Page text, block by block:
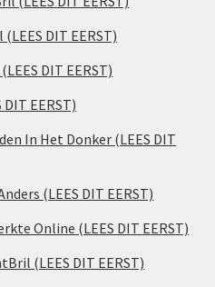
DIT EERST)
DIT EERST)
EERST)
In Het Donker (LEES DIT
(LEES DIT EERST)
Online (LEES DIT EERST)
(LEES DIT EERST)